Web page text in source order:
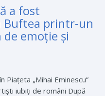
a fost
Buftea printr-un
emoţie şi
Piațeta „Mihai Eminescu”
iubiți de români După